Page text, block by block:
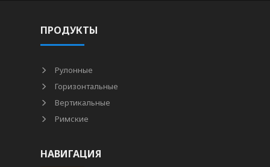
ПРОДУКТЫ
Рулонные
Горизонтальные
Вертикальные
Римские
НАВИГАЦИЯ